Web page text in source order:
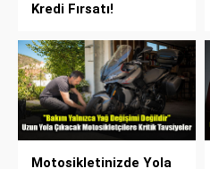
Kredi Fırsatı!
Motosikletinizde Yola